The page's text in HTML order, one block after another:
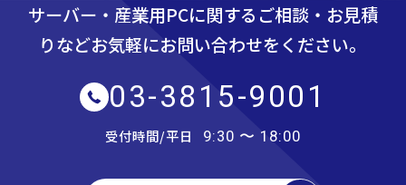
サーバー・産業用PCに関するご相談・お見積
りなどお気軽にお問い合わせをください。
03-3815-9001
受付時間/平日 9:30 〜 18:00